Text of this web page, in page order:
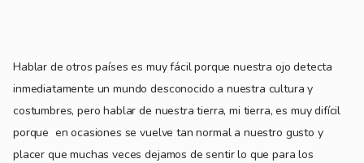
Hablar de otros países es muy fácil porque nuestra ojo detecta
inmediatamente un mundo desconocido a nuestra cultura y
costumbres, pero hablar de nuestra tierra, mi tierra, es muy difícil
porque en ocasiones se vuelve tan normal a nuestro gusto y
placer que muchas veces dejamos de sentir lo que para los